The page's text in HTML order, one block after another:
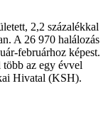
2,2 százalékkal
A 26 970 halálozás
februárhoz képest.
az egy évvel
Hivatal (KSH).